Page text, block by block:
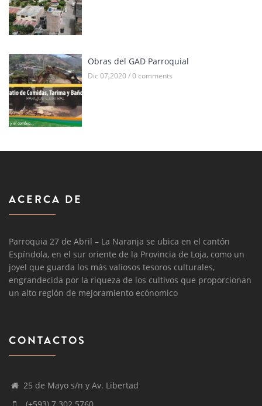
Obras del GAD Parroquial
Dic 07,2020 / 0 comments
ACERCA DE
Parroquia 27 de Abril – La Naranja se ubica en el cantón
Espíndola, en el sur oriente de la Provincia de Loja, como un
joyel que guarda los más valiosos tesoros culturales,
engrandecida por la riqueza de los cultivos que proporcionan
un alto reglón de mejoramiento ecónomico
CONTACTOS
25 de Mayo s/n y Av. Libertad